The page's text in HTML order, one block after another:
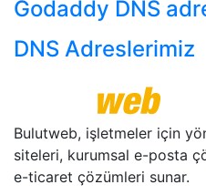
Godaddy DNS
DNS Adreslerimiz
Bulutweb, işletmeler için
siteleri, kurumsal e-posta
e-ticaret çözümleri sunar.